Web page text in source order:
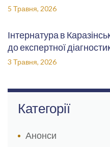
5 Травня, 2026
Інтернатура в
до експертної
3 Травня, 2026
Категорії
Анонси